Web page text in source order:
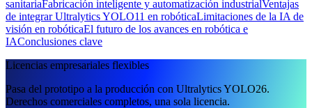
sanitariaFabricación inteligente y automatización industrialVentajas
de integrar Ultralytics YOLO11 en robóticaLimitaciones de la IA de
visión en robóticaEl futuro de los avances en robótica e
IAConclusiones clave
Licencias empresariales flexibles
Pasa del prototipo a la producción con Ultralytics YOLO26.
Derechos comerciales completos, una sola licencia.